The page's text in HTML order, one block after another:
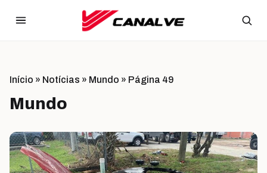
Início » Notícias » Mundo » Página 49
Mundo